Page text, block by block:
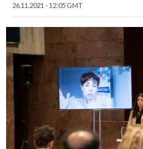
26.11.2021 - 12:05 GMT